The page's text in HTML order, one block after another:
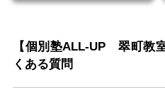
【個別塾ALL-UP 翠町教
くある質問